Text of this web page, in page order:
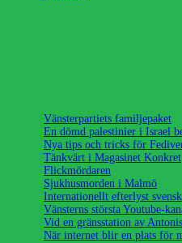
Vänsterpartiets familjepaket
En dömd palestinier i Israel
Nya tips och tricks för
Tänkvärt i Magasinet Konkret
Flickmördaren
Sjukhusmorden i Malmö
Internationellt efterlyst
Vänsterns största Youtube-
Vid en gränsstation av
När internet blir en plats för